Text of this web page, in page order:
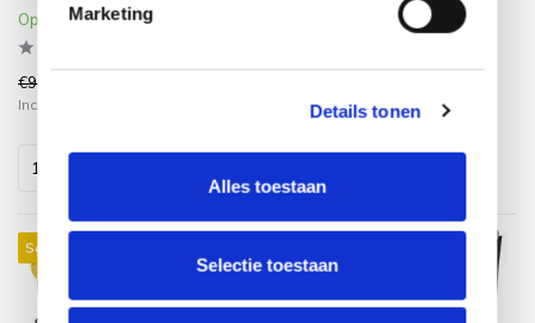
Marketing
Details tonen
Alles toestaan
Selectie toestaan
Op voorraad
€937,95
Incl. btw Incl. btw
Sale 11%